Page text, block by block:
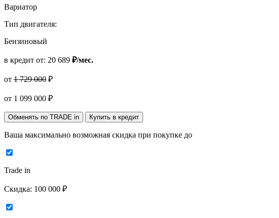
Вариатор
Тип двигателя:
Бензиновый
в кредит от: 20 689 ₽/мес.
от 1 729 000 ₽
от 1 099 000 ₽
Обменять по TRADE in Купить в кредит
Ваша максимально возможная скидка при покупке до
Trade in
Скидка: 100 000 ₽